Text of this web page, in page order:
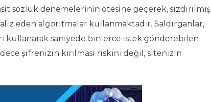
sözlük denemelerinin ötesine geçerek, sızdırılmış
eden algoritmalar kullanmaktadır. Saldırganlar,
kullanarak saniyede binlerce istek gönderebilen
şifrenizin kırılması riskini değil, sitenizin